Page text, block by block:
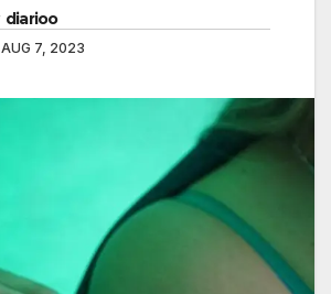
diarioo
AUG 7, 2023